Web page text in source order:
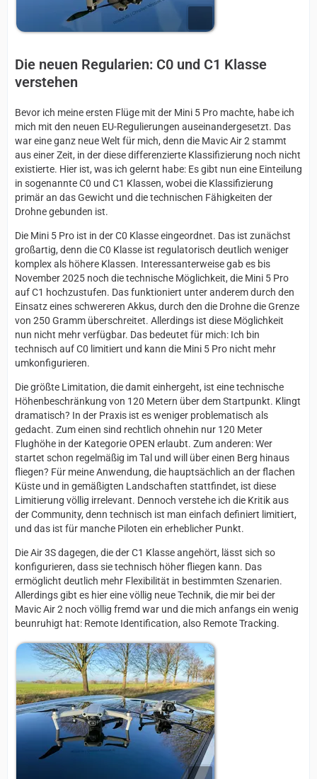
Die neuen Regularien: C0 und C1 Klasse
verstehen
Bevor ich meine ersten Flüge mit der Mini 5 Pro machte, habe ich
mich mit den neuen EU-Regulierungen auseinandergesetzt. Das
war eine ganz neue Welt für mich, denn die Mavic Air 2 stammt
aus einer Zeit, in der diese differenzierte Klassifizierung noch nicht
existierte. Hier ist, was ich gelernt habe: Es gibt nun eine Einteilung
in sogenannte C0 und C1 Klassen, wobei die Klassifizierung
primär an das Gewicht und die technischen Fähigkeiten der
Drohne gebunden ist.
Die Mini 5 Pro ist in der C0 Klasse eingeordnet. Das ist zunächst
großartig, denn die C0 Klasse ist regulatorisch deutlich weniger
komplex als höhere Klassen. Interessanterweise gab es bis
November 2025 noch die technische Möglichkeit, die Mini 5 Pro
auf C1 hochzustufen. Das funktioniert unter anderem durch den
Einsatz eines schwereren Akkus, durch den die Drohne die Grenze
von 250 Gramm überschreitet. Allerdings ist diese Möglichkeit
nun nicht mehr verfügbar. Das bedeutet für mich: Ich bin
technisch auf C0 limitiert und kann die Mini 5 Pro nicht mehr
umkonfigurieren.
Die größte Limitation, die damit einhergeht, ist eine technische
Höhenbeschränkung von 120 Metern über dem Startpunkt. Klingt
dramatisch? In der Praxis ist es weniger problematisch als
gedacht. Zum einen sind rechtlich ohnehin nur 120 Meter
Flughöhe in der Kategorie OPEN erlaubt. Zum anderen: Wer
startet schon regelmäßig im Tal und will über einen Berg hinaus
fliegen? Für meine Anwendung, die hauptsächlich an der flachen
Küste und in gemäßigten Landschaften stattfindet, ist diese
Limitierung völlig irrelevant. Dennoch verstehe ich die Kritik aus
der Community, denn technisch ist man einfach definiert limitiert,
und das ist für manche Piloten ein erheblicher Punkt.
Die Air 3S dagegen, die der C1 Klasse angehört, lässt sich so
konfigurieren, dass sie technisch höher fliegen kann. Das
ermöglicht deutlich mehr Flexibilität in bestimmten Szenarien.
Allerdings gibt es hier eine völlig neue Technik, die mir bei der
Mavic Air 2 noch völlig fremd war und die mich anfangs ein wenig
beunruhigt hat: Remote Identification, also Remote Tracking.